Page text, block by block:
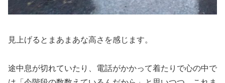
見上げるとまあまあな高さを感じます。
途中息が切れていたり、電話がかかって着たりで心の中で